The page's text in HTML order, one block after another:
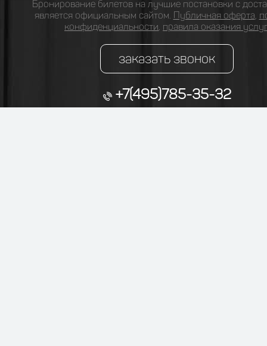
Бронирование билетов на лучшие постановки с
является официальным сайтом. Публичная оферта,
конфиденциальности, правила оказания услуг
заказать звонок
+7(495)785-35-32